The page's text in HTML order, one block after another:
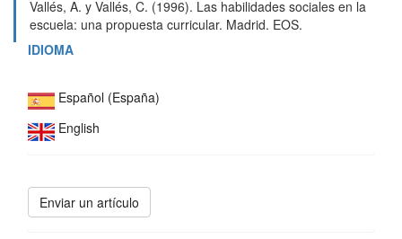
Vallés, A. y Vallés, C. (1996). Las habilidades sociales en la
escuela: una propuesta curricular. Madrid. EOS.
IDIOMA
Español (España)
English
Enviar
un
Enviar un artículo